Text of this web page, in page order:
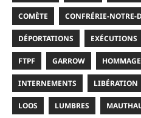
COMÈTE CONFRÉRIE-NOTRE-
DÉPORTATIONS EXÉCUTIONS
FTPF GARROW
INTERNEMENTS LIBÉRATION
LOOS LUMBRES